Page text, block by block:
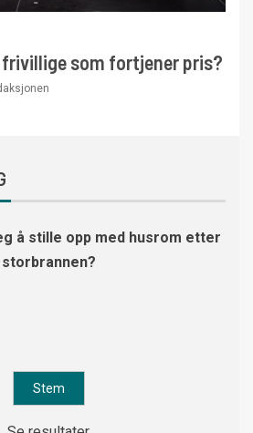
frivillige som fortjener pris?
å stille opp med husrom etter
storbrannen?